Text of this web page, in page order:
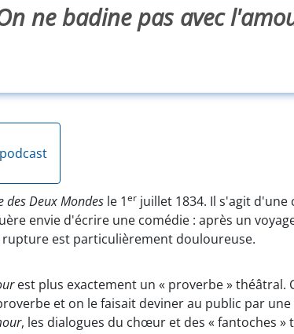
ne badine pas avec
des Deux Mondes le 1er juillet 1834. Il s'agit
envie d'écrire une comédie : après un
est particulièrement douloureuse.
est plus exactement un « proverbe » théâtral.
et on le faisait deviner au public par une
, les dialogues du chœur et des « fantoches »